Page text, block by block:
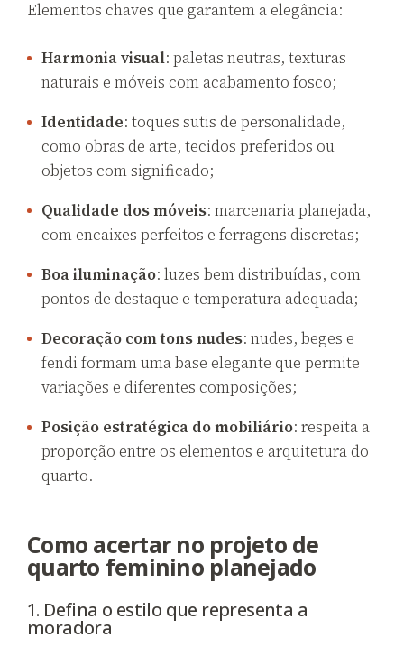
Elementos chaves que garantem a elegância:
Harmonia visual: paletas neutras, texturas
naturais e móveis com acabamento fosco;
Identidade: toques sutis de personalidade,
como obras de arte, tecidos preferidos ou
objetos com significado;
Qualidade dos móveis: marcenaria planejada,
com encaixes perfeitos e ferragens discretas;
Boa iluminação: luzes bem distribuídas, com
pontos de destaque e temperatura adequada;
Decoração com tons nudes: nudes, beges e
fendi formam uma base elegante que permite
variações e diferentes composições;
Posição estratégica do mobiliário: respeita a
proporção entre os elementos e arquitetura do
quarto.
Como acertar no projeto de
quarto feminino planejado
1. Defina o estilo que representa a
moradora